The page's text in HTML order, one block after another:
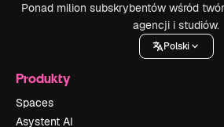
Ponad milion subskrybentów wśród
agencji i studiów.
Polski
Produkty
Spaces
Asystent AI